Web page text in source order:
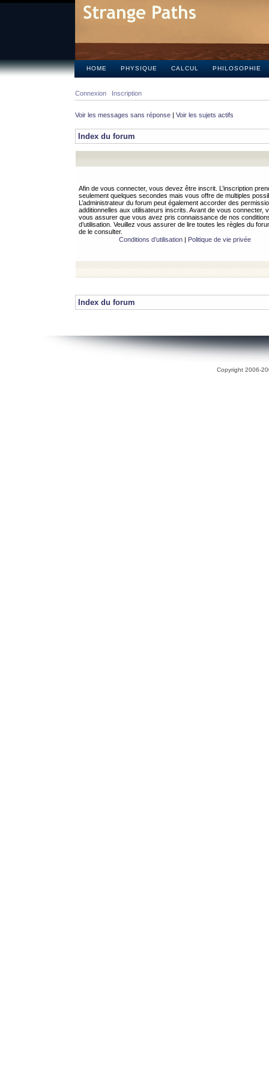
HOME PHYSIQUE CALCUL PHILOSOPHIE
Connexion Inscription
Voir les messages sans réponse | Voir les sujets actifs
Index du forum
Afin de vous connecter, vous devez être inscrit. L’inscription
seulement quelques secondes mais vous offre de multiples
L’administrateur du forum peut également accorder des
additionnelles aux utilisateurs inscrits. Avant de vous connecter,
vous assurer que vous avez pris connaissance de nos
d’utilisation. Veuillez vous assurer de lire toutes les règles du
de le consulter.
Conditions d’utilisation| Politique de vie privée
Index du forum
Copyright 2006-